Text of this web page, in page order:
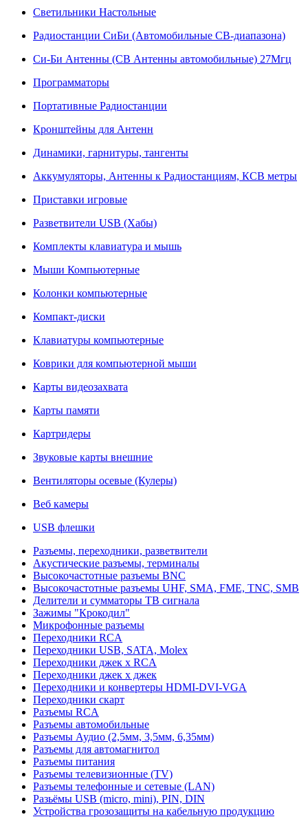
Светильники Настольные
Радиостанции СиБи (Автомобильные СВ-диапазона)
Си-Би Антенны (СВ Антенны автомобильные) 27Мгц
Программаторы
Портативные Радиостанции
Кронштейны для Антенн
Динамики, гарнитуры, тангенты
Аккумуляторы, Антенны к Радиостанциям, КСВ метры
Приставки игровые
Разветвители USB (Хабы)
Комплекты клавиатура и мышь
Мыши Компьютерные
Колонки компьютерные
Компакт-диски
Клавиатуры компьютерные
Коврики для компьютерной мыши
Карты видеозахвата
Карты памяти
Картридеры
Звуковые карты внешние
Вентиляторы осевые (Кулеры)
Веб камеры
USB флешки
Разъемы, переходники, разветвители
Акустические разъемы, терминалы
Высокочастотные разъемы BNC
Высокочастотные разъемы UHF, SMA, FME, TNC, SMB
Делители и сумматоры ТВ сигнала
Зажимы "Крокодил"
Микрофонные разъемы
Переходники RCA
Переходники USB, SATA, Molex
Переходники джек х RCA
Переходники джек х джек
Переходники и конвертеры HDMI-DVI-VGA
Переходники скарт
Разъемы RCA
Разъемы автомобильные
Разъемы Аудио (2,5мм, 3,5мм, 6,35мм)
Разъемы для автомагнитол
Разъемы питания
Разъемы телевизионные (TV)
Разъемы телефонные и сетевые (LAN)
Разьёмы USB (micro, mini), PIN, DIN
Устройства грозозащиты на кабельную продукцию